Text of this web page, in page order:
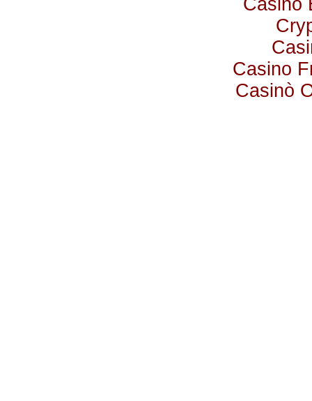
Casino
Casino
Casinò